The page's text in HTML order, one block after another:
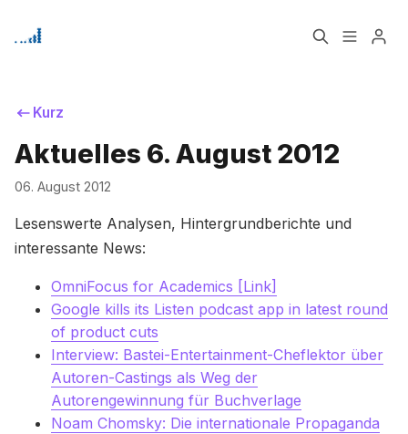
Home
Bitte geben Sie mindestens 3 Zeichen ein
Kurz
Aktuelles 6. August 2012
06. August 2012
Lesenswerte Analysen, Hintergrundberichte und
interessante News:
OmniFocus for Academics [Link]
Google kills its Listen podcast app in latest round
of product cuts
Interview: Bastei-Entertainment-Cheflektor über
Autoren-Castings als Weg der
Autorengewinnung für Buchverlage
Noam Chomsky: Die internationale Propaganda